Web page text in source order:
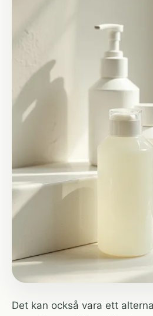
Det kan också vara ett